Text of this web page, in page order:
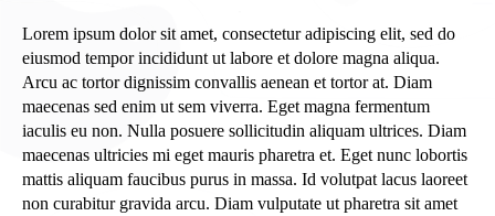
Lorem ipsum dolor sit amet, consectetur adipiscing elit, sed do
eiusmod tempor incididunt ut labore et dolore magna aliqua.
Arcu ac tortor dignissim convallis aenean et tortor at. Diam
maecenas sed enim ut sem viverra. Eget magna fermentum
iaculis eu non. Nulla posuere sollicitudin aliquam ultrices. Diam
maecenas ultricies mi eget mauris pharetra et. Eget nunc lobortis
mattis aliquam faucibus purus in massa. Id volutpat lacus laoreet
non curabitur gravida arcu. Diam vulputate ut pharetra sit amet